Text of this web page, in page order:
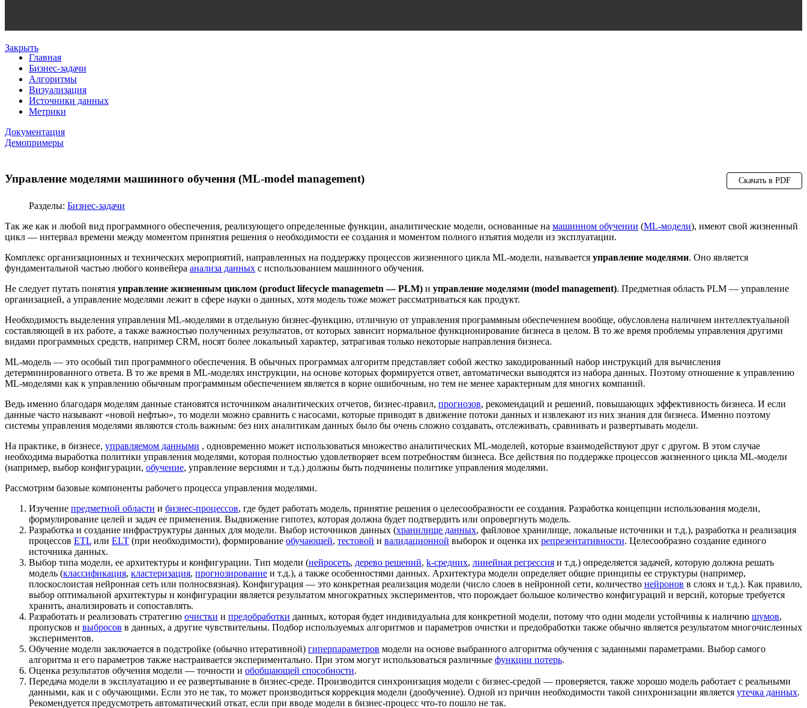
Закрыть
Главная
Бизнес-задачи
Алгоритмы
Визуализация
Источники данных
Метрики
Документация
Демопримеры
Управление моделями машинного обучения (ML-model management) Скачать в PDF
Разделы: Бизнес-задачи
Так же как и любой вид программного обеспечения, реализующего определенные функции, аналитические модели, основанные на машинном обучении (ML-модели), имеют свой жизненный
цикл — интервал времени между моментом принятия решения о необходимости ее создания и моментом полного изъятия модели из эксплуатации.
Комплекс организационных и технических мероприятий, направленных на поддержку процессов жизненного цикла ML-модели, называется управление моделями. Оно является
фундаментальной частью любого конвейера анализа данных с использованием машинного обучения.
Не следует путать понятия управление жизненным циклом (product lifecycle managemetn — PLM) и управление моделями (model management). Предметная область PLM — управление
организацией, а управление моделями лежит в сфере науки о данных, хотя модель тоже может рассматриваться как продукт.
Необходимость выделения управления ML-моделями в отдельную бизнес-функцию, отличную от управления программным обеспечением вообще, обусловлена наличием интеллектуальной
составляющей в их работе, а также важностью полученных результатов, от которых зависит нормальное функционирование бизнеса в целом. В то же время проблемы управления другими
видами программных средств, например CRM, носят более локальный характер, затрагивая только некоторые направления бизнеса.
ML-модель — это особый тип программного обеспечения. В обычных программах алгоритм представляет собой жестко закодированный набор инструкций для вычисления
детерминированного ответа. В то же время в ML-моделях инструкции, на основе которых формируется ответ, автоматически выводятся из набора данных. Поэтому отношение к управлению
ML-моделями как к управлению обычным программным обеспечением является в корне ошибочным, но тем не менее характерным для многих компаний.
Ведь именно благодаря моделям данные становятся источником аналитических отчетов, бизнес-правил, прогнозов, рекомендаций и решений, повышающих эффективность бизнеса. И если
данные часто называют «новой нефтью», то модели можно сравнить с насосами, которые приводят в движение потоки данных и извлекают из них знания для бизнеса. Именно поэтому
системы управления моделями являются столь важным: без них аналитикам данных было бы очень сложно создавать, отслеживать, сравнивать и развертывать модели.
На практике, в бизнесе, управляемом данными , одновременно может использоваться множество аналитических ML-моделей, которые взаимодействуют друг с другом. В этом случае
необходима выработка политики управления моделями, которая полностью удовлетворяет всем потребностям бизнеса. Все действия по поддержке процессов жизненного цикла ML-модели
(например, выбор конфигурации, обучение, управление версиями и т.д.) должны быть подчинены политике управления моделями.
Рассмотрим базовые компоненты рабочего процесса управления моделями.
Изучение предметной области и бизнес-процессов, где будет работать модель, принятие решения о целесообразности ее создания. Разработка концепции использования модели,
формулирование целей и задач ее применения. Выдвижение гипотез, которая должна будет подтвердить или опровергнуть модель.
Разработка и создание инфраструктуры данных для модели. Выбор источников данных (хранилище данных, файловое хранилище, локальные источники и т.д.), разработка и реализация
процессов ETL или ELT (при необходимости), формирование обучающей, тестовой и валидационной выборок и оценка их репрезентативности. Целесообразно создание единого
источника данных.
Выбор типа модели, ее архитектуры и конфигурации. Тип модели (нейросеть, дерево решений, k-средних, линейная регрессия и т.д.) определяется задачей, которую должна решать
модель (классификация, кластеризация, прогнозирование и т.д.), а также особенностями данных. Архитектура модели определяет общие принципы ее структуры (например,
плоскослоистая нейронная сеть или полносвязная). Конфигурация — это конкретная реализация модели (число слоев в нейронной сети, количество нейронов в слоях и т.д.). Как правило,
выбор оптимальной архитектуры и конфигурации является результатом многократных экспериментов, что порождает большое количество конфигураций и версий, которые требуется
хранить, анализировать и сопоставлять.
Разработать и реализовать стратегию очистки и предобработки данных, которая будет индивидуальна для конкретной модели, потому что одни модели устойчивы к наличию шумов,
пропусков и выбросов в данных, а другие чувствительны. Подбор используемых алгоритмов и параметров очистки и предобработки также обычно является результатом многочисленных
экспериментов.
Обучение модели заключается в подстройке (обычно итеративной) гиперпараметров модели на основе выбранного алгоритма обучения с заданными параметрами. Выбор самого
алгоритма и его параметров также настраивается экспериментально. При этом могут использоваться различные функции потерь.
Оценка результатов обучения модели — точности и обобщающей способности.
Передача модели в эксплуатацию и ее развертывание в бизнес-среде. Производится синхронизация модели с бизнес-средой — проверяется, также хорошо модель работает с реальными
данными, как и с обучающими. Если это не так, то может производиться коррекция модели (дообучение). Одной из причин необходимости такой синхронизации является утечка данных.
Рекомендуется предусмотреть автоматический откат, если при вводе модели в бизнес-процесс что-то пошло не так.